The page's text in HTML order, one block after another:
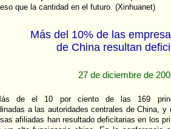
que la cantidad en el futuro. (Xinhuanet)
Más del 10% de las
de China resultan
27 de diciembre de
de el 10 por ciento de las 169
a las autoridades centrales de China,
afiliadas han resultado deficitarias en los